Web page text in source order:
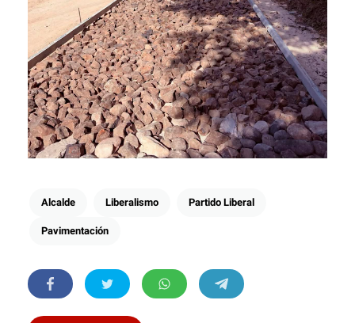
Alcalde Liberalismo Partido Liberal
Pavimentación